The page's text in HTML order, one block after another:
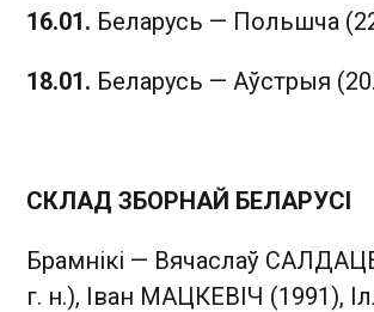
16.01. Беларусь — Польшча
18.01. Беларусь — Аўстрыя
СКЛАД ЗБОРНАЙ БЕЛАРУСІ
Брамнікі — Вячаслаў
г. н.), Іван МАЦКЕВІЧ (1991),